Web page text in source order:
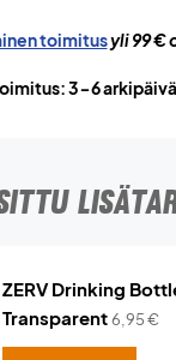
toimitusyli 99 €
3-6
ZERV Drinking
Transparent6,95€